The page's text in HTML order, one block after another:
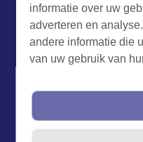
informatie over uw
adverteren en
andere informatie die
van uw gebruik van